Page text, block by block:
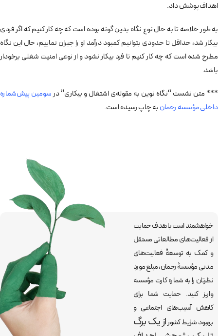
اهداف پوشش داد.
به­ طور خلاصه تا به حال نوع نگاه بدین گونه بوده است که چه کار کنیم که اگر فردی
بیکار شد، حداقل تا حدودی بتوانیم کمبود درآمد او را جبران نماییم، حال این نگاه
مطرح شده است که چه کار کنیم تا فرد بیکار نشود و از نوعی امنیت شغلی برخودار
باشد.
*** متن نشست “نگاه نوین به مقوله­‌ی اشتغال و بیکاری” درسومین پیش‌شماره
داخلی مؤسسه رحمانبه چاپ رسیده است.
خواهشمند است با هدف حمایت
از فعالیت‌های مطالعاتی مستقل
و کمک به توسعۀ فعالیت‌های
مدنی مؤسسۀ رحمان، مبلغ مورد
نظرتان را به شماره کارت مؤسسه
واریز کنید. حمایت شما برای
کاهش آسیب‌های اجتماعی و
بهبود شرایط کشوراز یک برگ